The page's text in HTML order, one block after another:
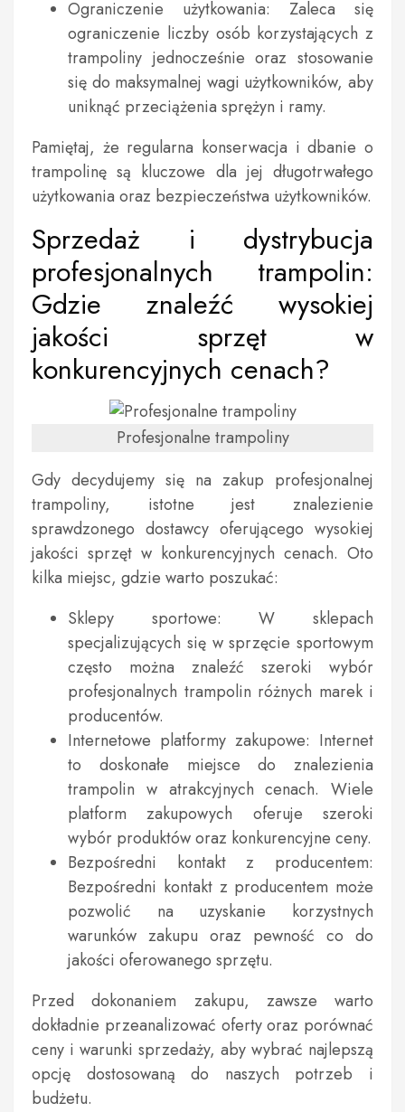
Ograniczenie użytkowania: Zaleca się
ograniczenie liczby osób korzystających z
trampoliny jednocześnie oraz stosowanie
się do maksymalnej wagi użytkowników, aby
uniknąć przeciążenia sprężyn i ramy.
Pamiętaj, że regularna konserwacja i dbanie o
trampolinę są kluczowe dla jej długotrwałego
użytkowania oraz bezpieczeństwa użytkowników.
Sprzedaż i dystrybucja
profesjonalnych trampolin:
Gdzie znaleźć wysokiej
jakości sprzęt w
konkurencyjnych cenach?
Profesjonalne trampoliny
Gdy decydujemy się na zakup profesjonalnej
trampoliny, istotne jest znalezienie
sprawdzonego dostawcy oferującego wysokiej
jakości sprzęt w konkurencyjnych cenach. Oto
kilka miejsc, gdzie warto poszukać:
Sklepy sportowe: W sklepach
specjalizujących się w sprzęcie sportowym
często można znaleźć szeroki wybór
profesjonalnych trampolin różnych marek i
producentów.
Internetowe platformy zakupowe: Internet
to doskonałe miejsce do znalezienia
trampolin w atrakcyjnych cenach. Wiele
platform zakupowych oferuje szeroki
wybór produktów oraz konkurencyjne ceny.
Bezpośredni kontakt z producentem:
Bezpośredni kontakt z producentem może
pozwolić na uzyskanie korzystnych
warunków zakupu oraz pewność co do
jakości oferowanego sprzętu.
Przed dokonaniem zakupu, zawsze warto
dokładnie przeanalizować oferty oraz porównać
ceny i warunki sprzedaży, aby wybrać najlepszą
opcję dostosowaną do naszych potrzeb i
budżetu.